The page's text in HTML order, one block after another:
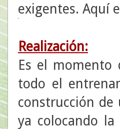
exigentes. Aquí
Realización:
Es el momento
todo el
construcción de
ya colocando